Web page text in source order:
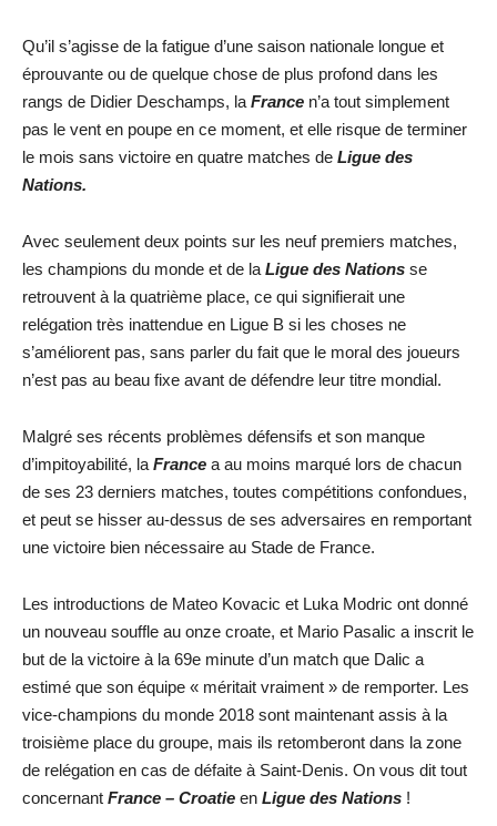
Qu’il s’agisse de la fatigue d’une saison nationale longue et
éprouvante ou de quelque chose de plus profond dans les
rangs de Didier Deschamps, la France n’a tout simplement
pas le vent en poupe en ce moment, et elle risque de terminer
le mois sans victoire en quatre matches de Ligue des
Nations.
Avec seulement deux points sur les neuf premiers matches,
les champions du monde et de la Ligue des Nations se
retrouvent à la quatrième place, ce qui signifierait une
relégation très inattendue en Ligue B si les choses ne
s’améliorent pas, sans parler du fait que le moral des joueurs
n’est pas au beau fixe avant de défendre leur titre mondial.
Malgré ses récents problèmes défensifs et son manque
d’impitoyabilité, la France a au moins marqué lors de chacun
de ses 23 derniers matches, toutes compétitions confondues,
et peut se hisser au-dessus de ses adversaires en remportant
une victoire bien nécessaire au Stade de France.
Les introductions de Mateo Kovacic et Luka Modric ont donné
un nouveau souffle au onze croate, et Mario Pasalic a inscrit le
but de la victoire à la 69e minute d’un match que Dalic a
estimé que son équipe « méritait vraiment » de remporter. Les
vice-champions du monde 2018 sont maintenant assis à la
troisième place du groupe, mais ils retomberont dans la zone
de relégation en cas de défaite à Saint-Denis. On vous dit tout
concernant France – Croatie en Ligue des Nations !